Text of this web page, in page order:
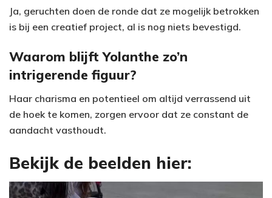
Ja, geruchten doen de ronde dat ze mogelijk betrokken
is bij een creatief project, al is nog niets bevestigd.
Waarom blijft Yolanthe zo’n
intrigerende figuur?
Haar charisma en potentieel om altijd verrassend uit
de hoek te komen, zorgen ervoor dat ze constant de
aandacht vasthoudt.
Bekijk de beelden hier: